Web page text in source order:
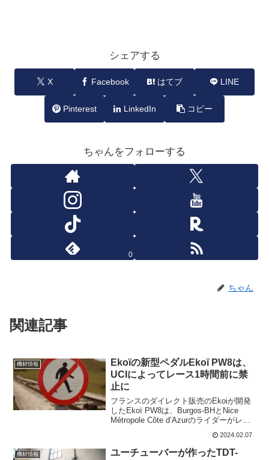
シェアする
X Facebook はてブ LINE
Pinterest LinkedIn コピー
ちゃんをフォローする
0
ちゃん
関連記事
機材情報
Ekoïの新型ペダルEkoï PW8は、
UCIによってレース1時間前に禁
止に
フランスのダイレクト販売のEkoiが開発
したEkoï PW8は、Burgos-BHとNice
Métropole Côte d’Azurのライダーがレー
スで使用することになっていた。しか
し、なんとエトワール・ド・ベセージュ
第2ステージ前...
2024.02.07
機材情報
ユーチューバーが作ったTDT-